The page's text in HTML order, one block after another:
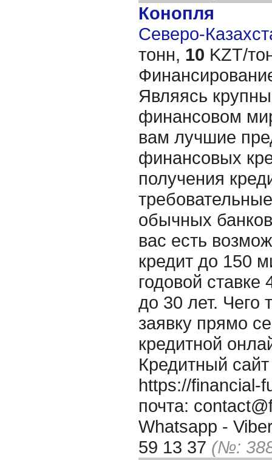
Конопля
Северо-
тонн, 10 KZT/
Являясь
финансовом
вам лучшие
финансовых
получения
обычных
вас есть
кредит до 150
годовой
до 30 лет.
заявку прямо
кредитной
Кредитный
https://financial-
почта:
Whatsapp -
59 13 37 (№: